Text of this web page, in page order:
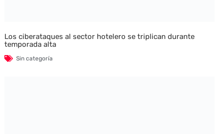
Los ciberataques al sector hotelero se triplican durante
temporada alta
Sin categoría